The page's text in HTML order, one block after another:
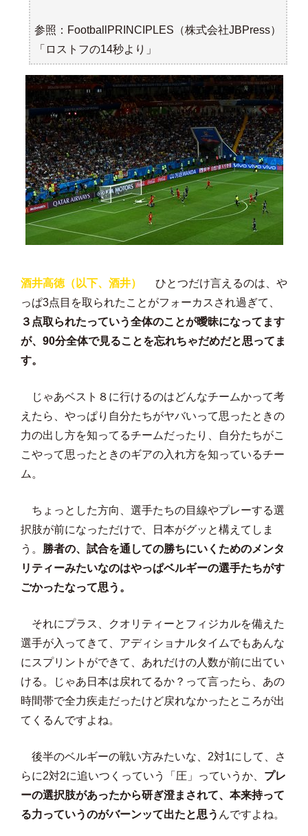
参照： FootballPRINCIPLES （株式会社JBPress）
「ロストフの14秒より」
酒井高徳（以下、酒井）
ひとつだけ言えるのは、や
っぱ3点目を取られたことがフォーカスされ過ぎて、
３点取られたっていう全体のことが曖昧になってます
が、90分全体で見ることを忘れちゃだめだと思ってま
す。
じゃあベスト８に行けるのはどんなチームかって考
えたら、やっぱり自分たちがヤバいって思ったときの
力の出し方を知ってるチームだったり、自分たちがこ
こやって思ったときのギアの入れ方を知っているチー
ム。
ちょっとした方向、選手たちの目線やプレーする選
択肢が前になっただけで、日本がグッと構えてしま
う。 勝者の、試合を通しての勝ちにいくためのメンタ
リティーみたいなのはやっぱベルギーの選手たちがす
ごかったなって思う。
それにプラス、クオリティーとフィジカルを備えた
選手が入ってきて、アディショナルタイムでもあんな
にスプリントができて、あれだけの人数が前に出てい
ける。じゃあ日本は戻れてるか？って言ったら、あの
時間帯で全力疾走だったけど戻れなかったところが出
てくるんですよね。
後半のベルギーの戦い方みたいな、2対1にして、さ
らに2対2に追いつくっていう「圧」っていうか、 プレ
ーの選択肢があったから研ぎ澄まされて、本来持って
る力っていうのがバーンッて出たと思う んですよね。